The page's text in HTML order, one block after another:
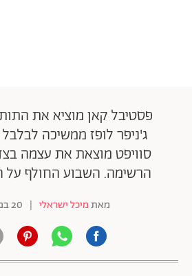
חופש
תוכן מקודם
פסטיבל קאן מוציא את
ג'ניפר לופז ממשיכה לבלבל
סוויפט מוצאת את עצמה
הרשימה. השבוע החולף
מאתמיכל ישראלי | 20 במאי 2015